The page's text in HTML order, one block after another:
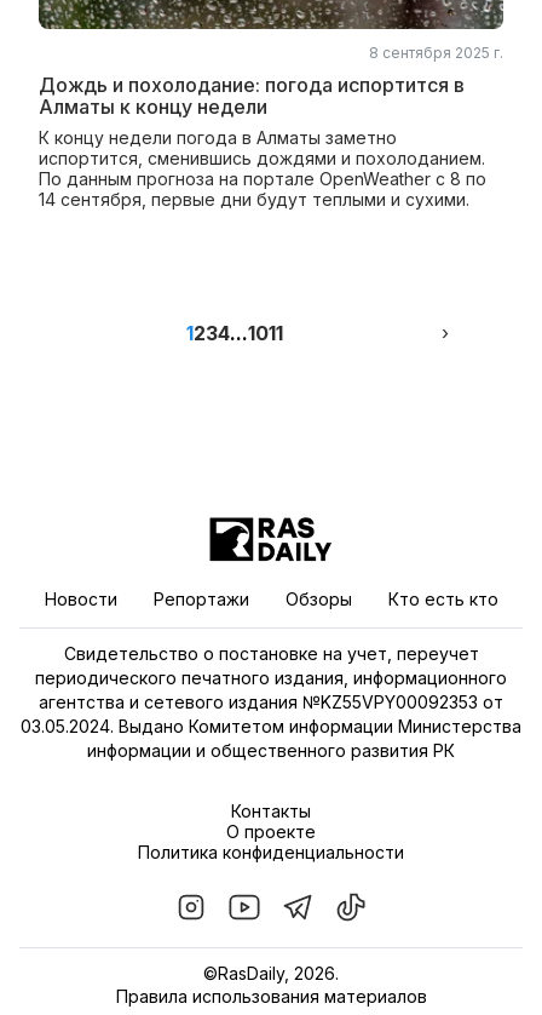
8 сентября 2025 г.
Дождь и похолодание: погода испортится в
Алматы к концу недели
К концу недели погода в Алматы заметно
испортится, сменившись дождями и похолоданием.
По данным прогноза на портале OpenWeather с 8 по
14 сентября, первые дни будут теплыми и сухими.
1234...1011 ›
Новости Репортажи Обзоры Кто есть кто
Свидетельство о постановке на учет, переучет
периодического печатного издания, информационного
агентства и сетевого издания №KZ55VPY00092353 от
03.05.2024. Выдано Комитетом информации Министерства
информации и общественного развития РК
Контакты
О проекте
Политика конфиденциальности
©RasDaily, 2026.
Правила использования материалов